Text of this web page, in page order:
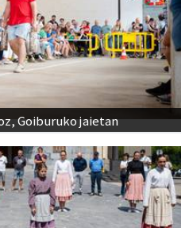
Goiburuko jaietan